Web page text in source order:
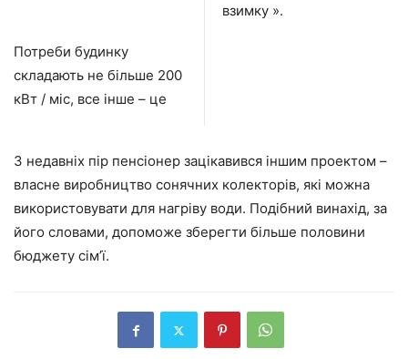
Потреби будинку
складають не більше 200
кВт / міс, все інше – це
взимку ».
З недавніх пір пенсіонер зацікавився іншим проектом –
власне виробництво сонячних колекторів, які можна
використовувати для нагріву води. Подібний винахід, за
його словами, допоможе зберегти більше половини
бюджету сім’ї.